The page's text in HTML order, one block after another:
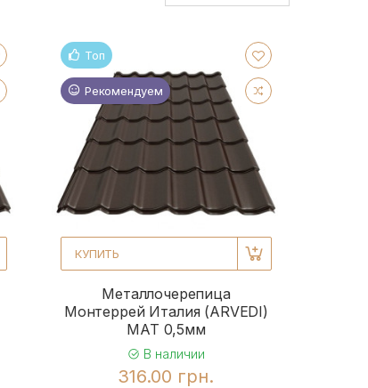
Топ
Рекомендуем
КУПИТЬ
Металлочерепица
Монтеррей Италия (ARVEDI)
МАТ 0,5мм
В наличии
316.00 грн.